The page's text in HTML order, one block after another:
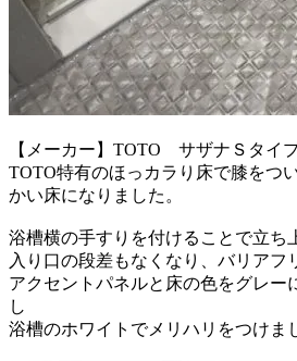
【メーカー】TOTO サザナＳタイ
TOTO特有のほっカラり床で膝をつ
かい床になりました。
浴槽横の手すりを付けることで立ち
入り口の段差もなくなり、バリアフ
アクセントパネルと床の色をグレー
し
浴槽のホワイトでメリハリをつけま